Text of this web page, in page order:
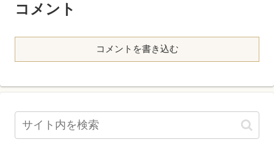
コメント
コメントを書き込む